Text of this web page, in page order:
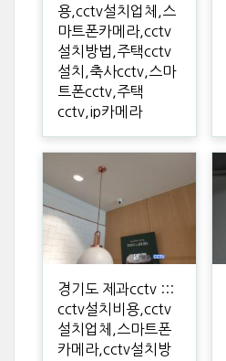
용,cctv설치업체,스
마트폰카메라,cctv
설치방법,주택cctv
설치,축사cctv,스마
트폰cctv,주택
cctv,ip카메라
경기도 제과cctv :::
cctv설치비용,cctv
설치업체,스마트폰
카메라,cctv설치방